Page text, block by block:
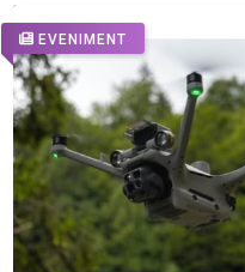
EVENIMENT